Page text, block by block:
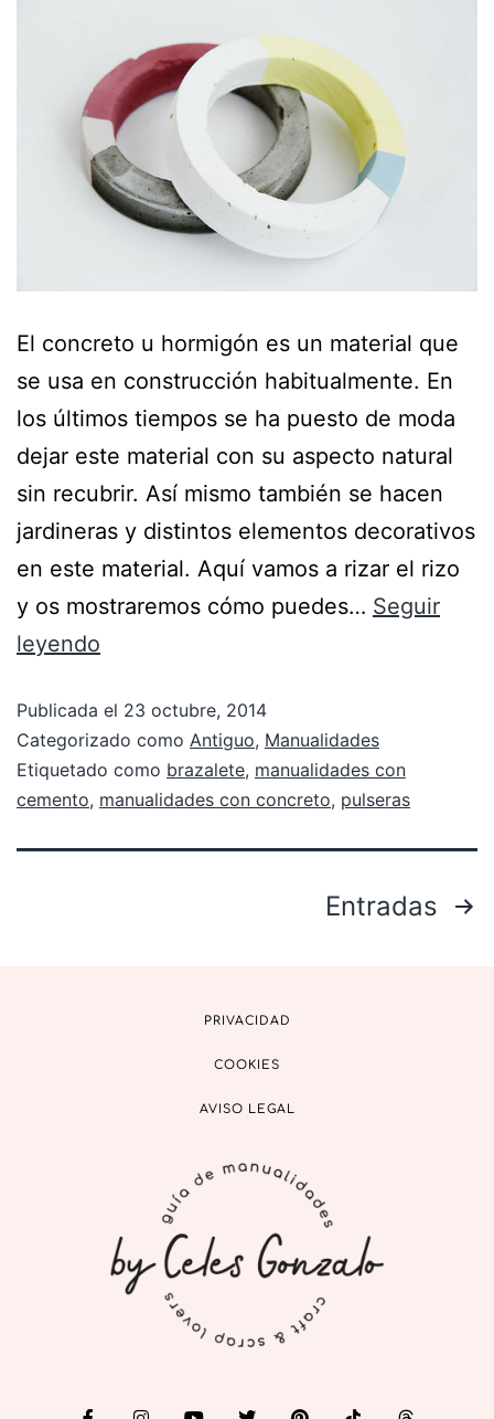
El concreto u hormigón es un material que
se usa en construcción habitualmente. En
los últimos tiempos se ha puesto de moda
dejar este material con su aspecto natural
sin recubrir. Así mismo también se hacen
jardineras y distintos elementos decorativos
en este material. Aquí vamos a rizar el rizo
y os mostraremos cómo puedes… Seguir
leyendo
Publicada el 23 octubre, 2014
Categorizado como Antiguo, Manualidades
Etiquetado como brazalete, manualidades con
cemento, manualidades con concreto, pulseras
Entradas
PRIVACIDAD
COOKIES
AVISO LEGAL